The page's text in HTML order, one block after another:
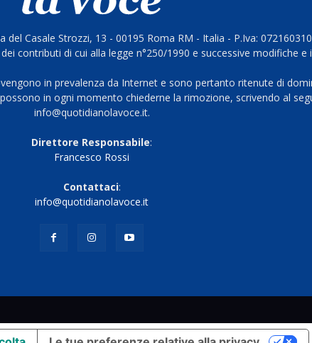
del Casale Strozzi, 13 - 00195 Roma RM - Italia - P.Iva:
contributi di cui alla legge n°250/1990 e successive modifiche e
in prevalenza da Internet e sono pertanto ritenute di
in ogni momento chiederne la rimozione, scrivendo al
info@quotidianolavoce.it.
Direttore Responsabile:
Francesco Rossi
Contattaci:
info@quotidianolavoce.it